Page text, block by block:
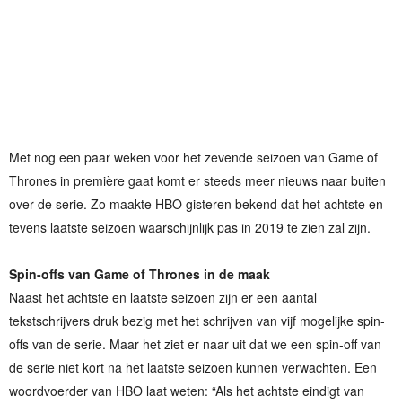
Met nog een paar weken voor het zevende seizoen van Game of
Thrones in première gaat komt er steeds meer nieuws naar buiten
over de serie. Zo maakte HBO gisteren bekend dat het achtste en
tevens laatste seizoen waarschijnlijk pas in 2019 te zien zal zijn.
Spin-offs van Game of Thrones in de maak
Naast het achtste en laatste seizoen zijn er een aantal
tekstschrijvers druk bezig met het schrijven van vijf mogelijke spin-
offs van de serie. Maar het ziet er naar uit dat we een spin-off van
de serie niet kort na het laatste seizoen kunnen verwachten. Een
woordvoerder van HBO laat weten: “Als het achtste eindigt van